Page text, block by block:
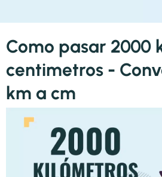
Como pasar 2000
centimetros -
km a cm